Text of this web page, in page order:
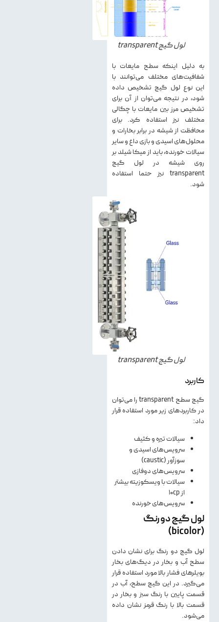
لول گیج transparent
به دلیل اینکه سطح مایعات با
شفافیت‌های مختلف می‌توانند با
این نوع لول گیج تشخیص داده
شود، در نتیجه می‌توان از آن‌ برای
تشخیص مرز بین مایعات با چگالی
مختلف نیز استفاده کرد. برای
محافظت از شیشه در برابر بخارات و
محلول‌های اسیدی و بازی داغ و سایر
سیالات خورنده، باید از میکا شیلد بر
روی شیشه در لول گیج
transparent نیز حتما استفاده
شود.
لول گیج transparent
کاربرد
گیج سطح transparent را می‌توان
در کاربردهای زیر مورد استفاده قرار
داد:
سیالات تیره و کثیف
سرویس‌های اسیدی و
سوزآور (caustic)
سرویس‌های دوفازی
سیالات با ویسکوزیته بیشتر
از ۱۰cp
سرویس‌های خورنده
لول گیج دو رنگ
(bicolor)
لول گیج دو رنگ برای نشان دادن
سطح آب و بخار در دیگ‌های بخار
بویلرهای فشار بالا مورد استفاده قرار
می‌گیرد. در این گیج سطح، آب در
قسمت پایین با رنگ سبز و بخار در
قسمت بالا با رنگ قرمز نشان داده
می‌شود.